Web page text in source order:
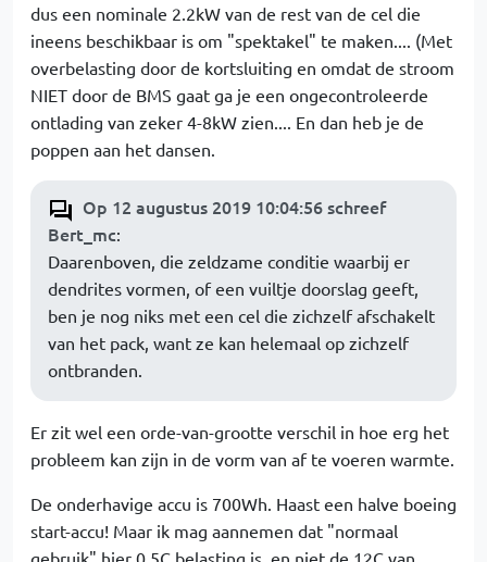
dus een nominale 2.2kW van de rest van de cel die
ineens beschikbaar is om "spektakel" te maken.... (Met
overbelasting door de kortsluiting en omdat de stroom
NIET door de BMS gaat ga je een ongecontroleerde
ontlading van zeker 4-8kW zien.... En dan heb je de
poppen aan het dansen.
Op 12 augustus 2019 10:04:56 schreef
Bert_mc:
Daarenboven, die zeldzame conditie waarbij er
dendrites vormen, of een vuiltje doorslag geeft,
ben je nog niks met een cel die zichzelf afschakelt
van het pack, want ze kan helemaal op zichzelf
ontbranden.
Er zit wel een orde-van-grootte verschil in hoe erg het
probleem kan zijn in de vorm van af te voeren warmte.
De onderhavige accu is 700Wh. Haast een halve boeing
start-accu! Maar ik mag aannemen dat "normaal
gebruik" hier 0.5C belasting is, en niet de 12C van